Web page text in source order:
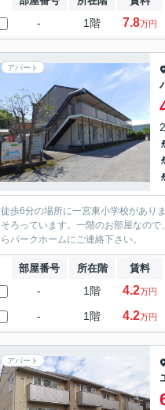
- 1階 7.8万円
アパート
徒歩6分の場所に一宮東小学校があり
そろっています。一階のお部屋なの
らパークホームにご連絡下さい。
部屋番号 所在階 賃料
- 1階 4.2万円
- 1階 4.2万円
アパート